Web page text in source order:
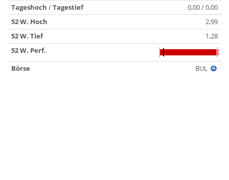
Tageshoch /Tagestief
0,00 / 0,00
52 W. Hoch
2,99
52 W. Tief
1,28
52 W. Perf.
Börse
BUL